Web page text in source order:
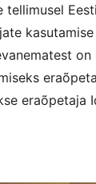
tellimusel
on
eraõpetaja